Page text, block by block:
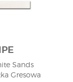
Sands
Gresowa